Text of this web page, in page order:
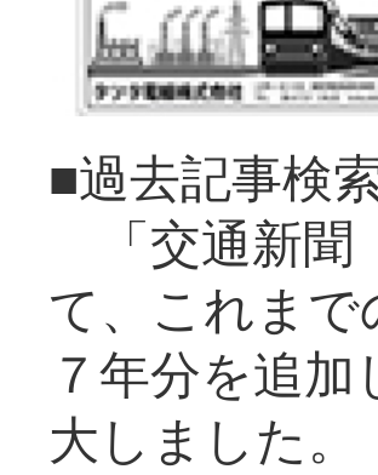
■過去記事検
「交通新聞
て、これま
７年分を追
大しま